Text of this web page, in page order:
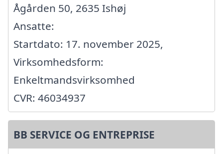
Ågården 50, 2635 Ishøj
Ansatte:
Startdato: 17. november 2025,
Virksomhedsform:
Enkeltmandsvirksomhed
CVR: 46034937
BB SERVICE OG ENTREPRISE